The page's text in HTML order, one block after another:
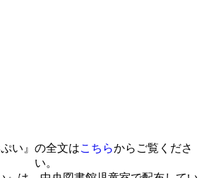
い』の全文はこちらからご覧くださ
い。